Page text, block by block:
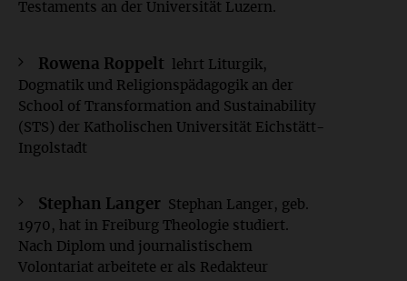
Testaments an der Universität Luzern.
Rowena Roppelt
lehrt Liturgik,
Dogmatik und Religionspädagogik an der
School of Transformation and Sustainability
(STS) der Katholischen Universität Eichstätt-
Ingolstadt
Stephan Langer
Stephan Langer, geb.
1970, hat in Freiburg Theologie studiert.
Nach Diplom und journalistischem
Volontariat arbeitete er als Redakteur